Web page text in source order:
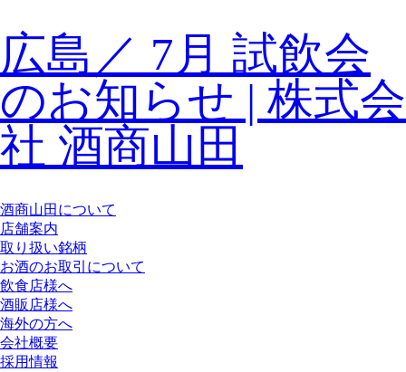
広島／ 7月 試飲会
のお知らせ | 株式会
社 酒商山田
酒商山田について
店舗案内
取り扱い銘柄
お酒のお取引について
飲食店様へ
酒販店様へ
海外の方へ
会社概要
採用情報